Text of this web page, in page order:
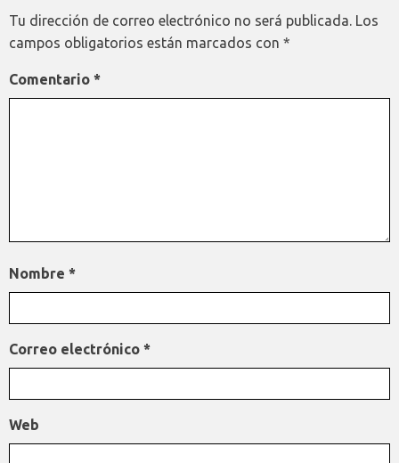
Tu dirección de correo electrónico no será publicada. Los
campos obligatorios están marcados con *
Comentario *
Nombre *
Correo electrónico *
Web